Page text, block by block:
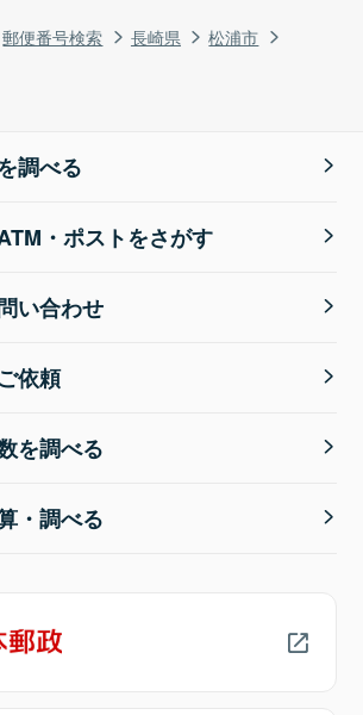
郵便番号検索 長崎県
松浦市
調べる
・ポストをさがす
い合わせ
依頼
を調べる
・調べる